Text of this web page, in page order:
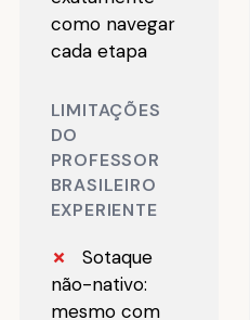
como navegar
cada etapa
LIMITAÇÕES
DO
PROFESSOR
BRASILEIRO
EXPERIENTE
✗
Sotaque
não-nativo:
mesmo com